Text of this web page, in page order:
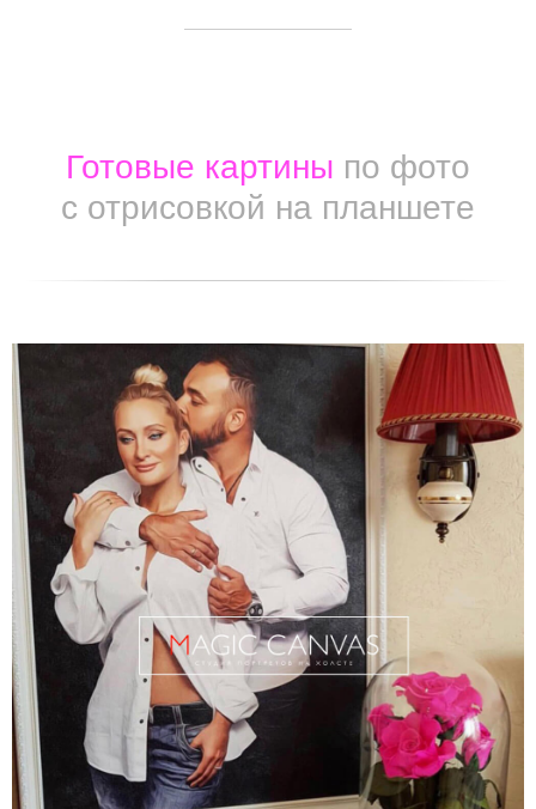
Готовые картины по фото
с отрисовкой на планшете